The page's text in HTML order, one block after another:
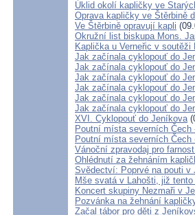
Úklid okolí kapličky ve
Oprava kapličky ve Štěrbině
Ve Štěrbině opravují kapli
Okružní list biskupa Mons.
Kaplička u Verneřic v soutěži
Jak začínala cyklopouť do
Jak začínala cyklopouť do
Jak začínala cyklopouť do
Jak začínala cyklopouť do
Jak začínala cyklopouť do
Jak začínala cyklopouť do
XVI. Cyklopouť do Jeníkova
Poutní místa severních Čech
Poutní místa severních Čech
Vánoční zpravodaj pro
Ohlédnutí za žehnáním
Svědectví: Poprvé na pouti v
Mše svatá v Lahošti, již
Koncert skupiny Nezmaři v
Pozvánka na žehnání
Začal tábor pro děti z